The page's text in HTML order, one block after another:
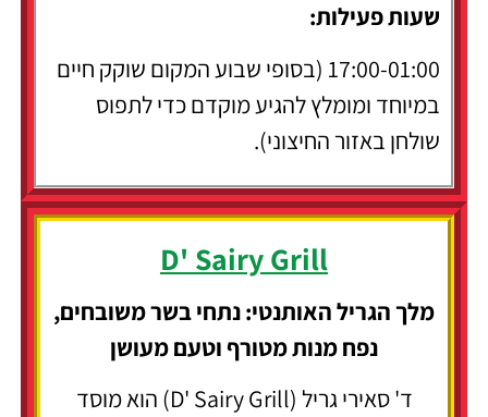
שעות פעילות:
17:00-01:00 (בסופי שבוע המקום שוקק חיים
במיוחד ומומלץ להגיע מוקדם כדי לתפוס
שולחן באזור החיצוני).
D' Sairy Grill
מלך הגריל האותנטי: נתחי בשר משובחים,
נפח מנות מטורף וטעם מעושן
ד' סאירי גריל (D' Sairy Grill) הוא מוסד